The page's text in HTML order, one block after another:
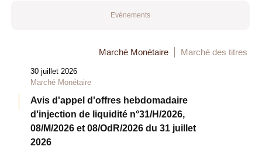
Evénements
Marché Monétaire Marché des titres
30 juillet 2026
Marché Monétaire
Avis d'appel d'offres hebdomadaire
d'injection de liquidité n°31/H/2026,
08/M/2026 et 08/OdR/2026 du 31 juillet
2026